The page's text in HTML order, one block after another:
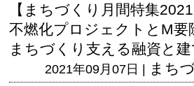
【まちづくり月間特集
不燃化プロジェクトとM要
まちづくり支える融資と
2021年09月07日 | まち